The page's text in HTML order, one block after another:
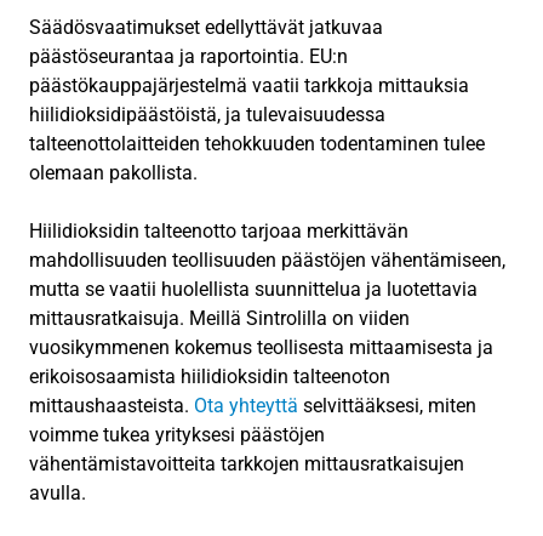
Säädösvaatimukset edellyttävät jatkuvaa
päästöseurantaa ja raportointia. EU:n
päästökauppajärjestelmä vaatii tarkkoja mittauksia
hiilidioksidipäästöistä, ja tulevaisuudessa
talteenottolaitteiden tehokkuuden todentaminen tulee
olemaan pakollista.
Hiilidioksidin talteenotto tarjoaa merkittävän
mahdollisuuden teollisuuden päästöjen vähentämiseen,
mutta se vaatii huolellista suunnittelua ja luotettavia
mittausratkaisuja. Meillä Sintrolilla on viiden
vuosikymmenen kokemus teollisesta mittaamisesta ja
erikoisosaamista hiilidioksidin talteenoton
mittaushaasteista. Ota yhteyttä selvittääksesi, miten
voimme tukea yrityksesi päästöjen
vähentämistavoitteita tarkkojen mittausratkaisujen
avulla.